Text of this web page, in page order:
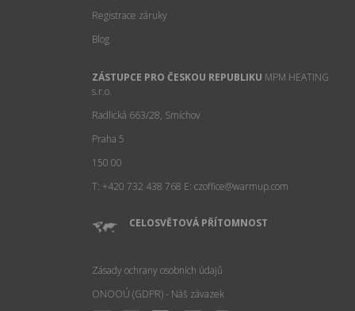
Registrace záruky
Blog
ZÁSTUPCE PRO ČESKOU REPUBLIKU MPM HEATING
s.r.o.
Radlická 663/28, Smíchov
Praha 5
150 00
T: +420 732 438 768 E: czoffice@warmup.com
CELOSVĚTOVÁ PŘÍTOMNOST
Zásady ochrany osobních údajů
ONOOÚ (GDPR) - Náš závazek